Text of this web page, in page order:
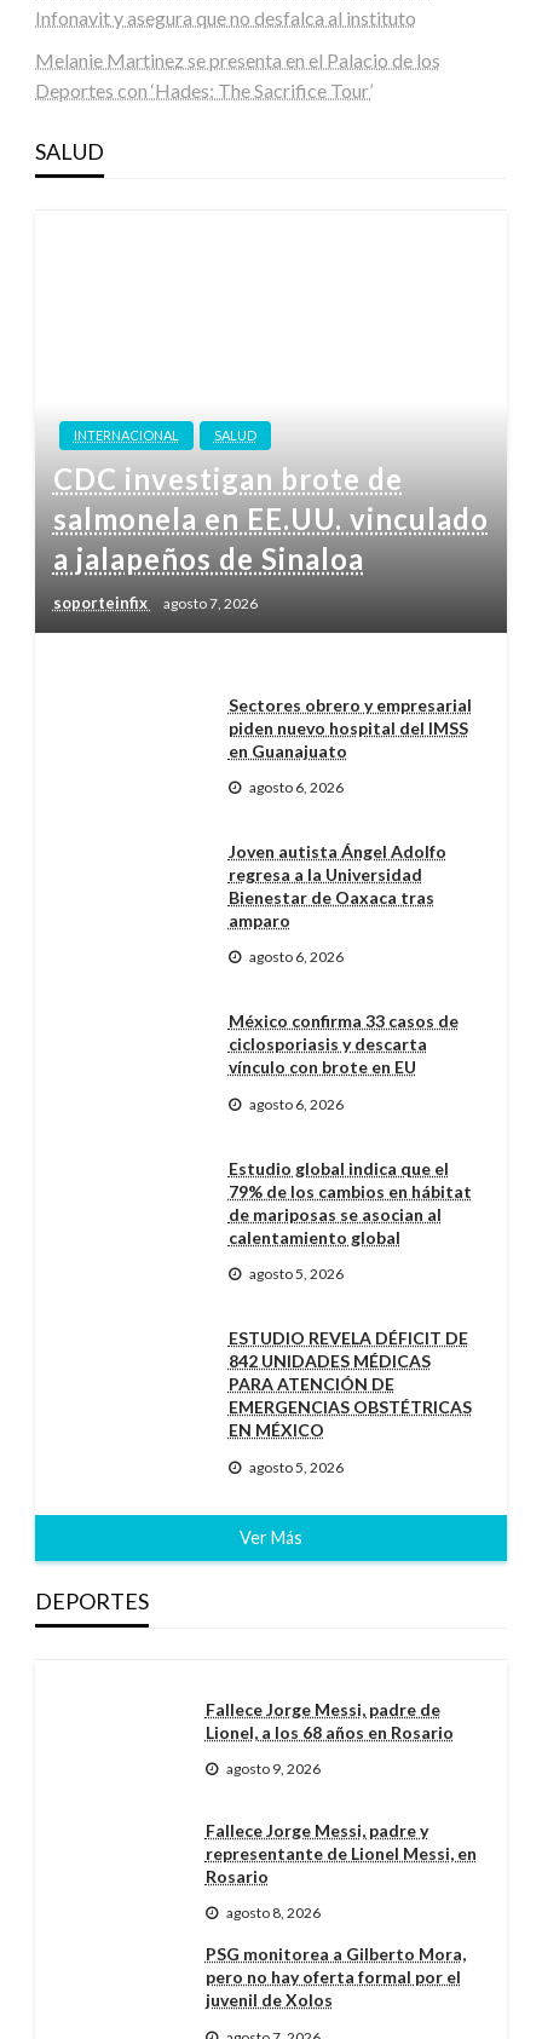
Infonavit y asegura que no desfalca al instituto
Melanie Martinez se presenta en el Palacio de los
Deportes con ‘Hades: The Sacrifice Tour’
SALUD
INTERNACIONAL SALUD
CDC investigan brote de
salmonela en EE.UU. vinculado
a jalapeños de Sinaloa
soporteinfix agosto 7, 2026
Sectores obrero y empresarial
piden nuevo hospital del IMSS
en Guanajuato
agosto 6, 2026
Joven autista Ángel Adolfo
regresa a la Universidad
Bienestar de Oaxaca tras
amparo
agosto 6, 2026
México confirma 33 casos de
ciclosporiasis y descarta
vínculo con brote en EU
agosto 6, 2026
Estudio global indica que el
79% de los cambios en hábitat
de mariposas se asocian al
calentamiento global
agosto 5, 2026
ESTUDIO REVELA DÉFICIT DE
842 UNIDADES MÉDICAS
PARA ATENCIÓN DE
EMERGENCIAS OBSTÉTRICAS
EN MÉXICO
agosto 5, 2026
Ver Más
DEPORTES
Fallece Jorge Messi, padre de
Lionel, a los 68 años en Rosario
agosto 9, 2026
Fallece Jorge Messi, padre y
representante de Lionel Messi, en
Rosario
agosto 8, 2026
PSG monitorea a Gilberto Mora,
pero no hay oferta formal por el
juvenil de Xolos